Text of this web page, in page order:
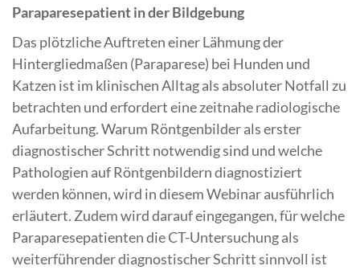
Paraparesepatient in der Bildgebung
Das plötzliche Auftreten einer Lähmung der
Hintergliedmaßen (Paraparese) bei Hunden und
Katzen ist im klinischen Alltag als absoluter Notfall zu
betrachten und erfordert eine zeitnahe radiologische
Aufarbeitung. Warum Röntgenbilder als erster
diagnostischer Schritt notwendig sind und welche
Pathologien auf Röntgenbildern diagnostiziert
werden können, wird in diesem Webinar ausführlich
erläutert. Zudem wird darauf eingegangen, für welche
Paraparesepatienten die CT-Untersuchung als
weiterführender diagnostischer Schritt sinnvoll ist